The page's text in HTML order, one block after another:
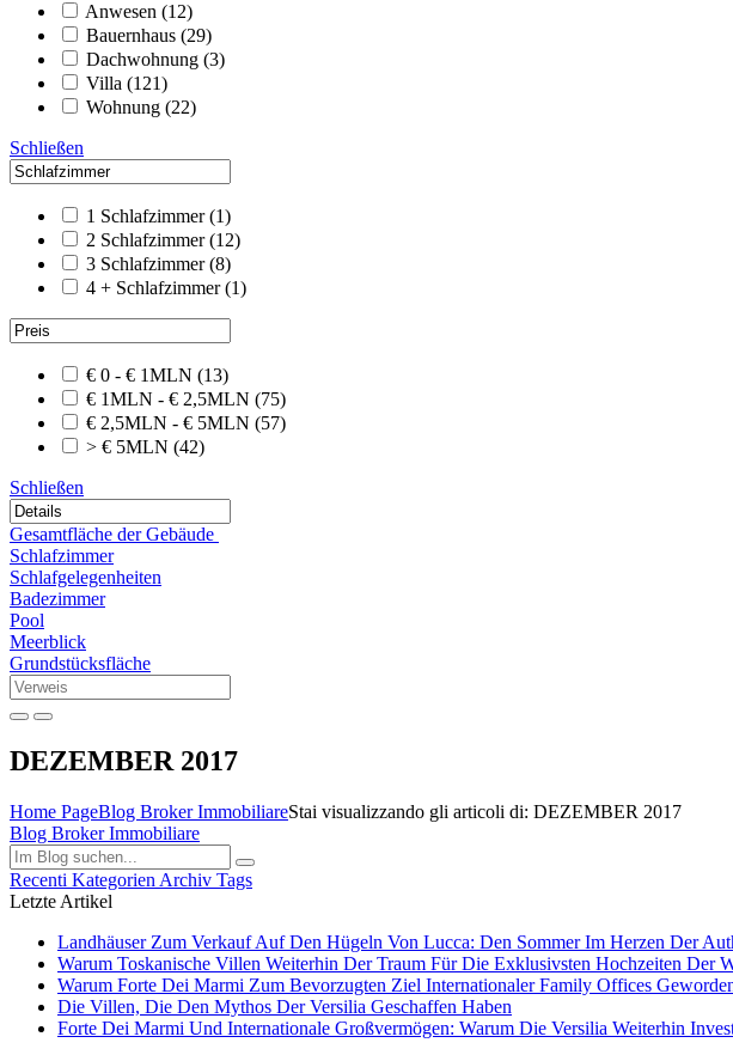
Anwesen (12)
Bauernhaus (29)
Dachwohnung (3)
Villa (121)
Wohnung (22)
Schließen
1 Schlafzimmer (1)
2 Schlafzimmer (12)
3 Schlafzimmer (8)
4 + Schlafzimmer (1)
€ 0 - € 1MLN (13)
€ 1MLN - € 2,5MLN (75)
€ 2,5MLN - € 5MLN (57)
> € 5MLN (42)
Schließen
Gesamtfläche der Gebäude
Schlafzimmer
Schlafgelegenheiten
Badezimmer
Pool
Meerblick
Grundstücksfläche
DEZEMBER 2017
Home PageBlog Broker ImmobiliareStai visualizzando gli articoli di: DEZEMBER 2017
Blog Broker Immobiliare
Recenti Kategorien Archiv Tags
Letzte Artikel
Landhäuser Zum Verkauf Auf Den Hügeln Von Lucca: Den Sommer Im Herzen Der
Warum Toskanische Villen Weiterhin Der Traum Für Die Exklusivsten Hochzeiten Der
Warum Forte Dei Marmi Zum Bevorzugten Ziel Internationaler Family Offices
Die Villen, Die Den Mythos Der Versilia Geschaffen Haben
Forte Dei Marmi Und Internationale Großvermögen: Warum Die Versilia Weiterhin